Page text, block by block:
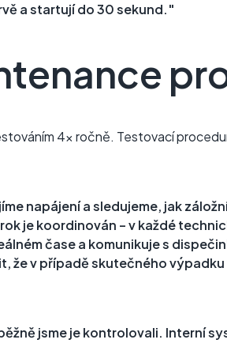
a startují do 30 sekund."
4x ročně. Testovací
napájení a sledujeme, jak
je koordinován – v každé
čase a komunikuje s
že v případě skutečného
jsme je kontrolovali. Interní